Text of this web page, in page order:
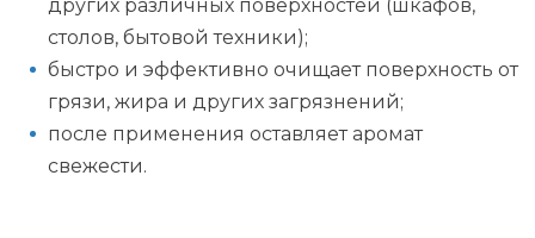
других различных поверхностей (шкафов,
столов, бытовой техники);
быстро и эффективно очищает поверхность от
грязи, жира и других загрязнений;
после применения оставляет аромат
свежести.